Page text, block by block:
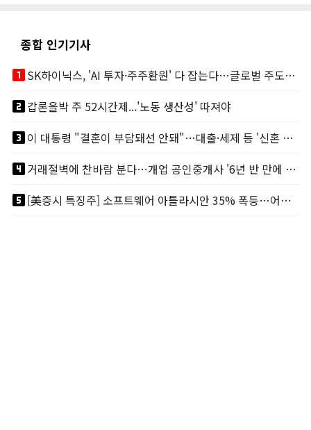
종합 인기기사
looks_one
SK하이닉스, 'AI 투자·주주환원' 다 잡는다…글로벌 주도권 굳히기
looks_two갑론을박 주 52시간제...'노동 생산성' 따져야
looks_3
이 대통령 "결혼이 부담돼선 안돼"…대출·세제 등 '신혼 걸림돌' 제거
looks_4
거래절벽에 찬바람 분다…개업 공인중개사 '6년 반 만에 최저'
looks_5
[美증시 특징주] 소프트웨어 아틀라시안 35% 폭등…어닝서프, 투자의견 줄줄이 상향